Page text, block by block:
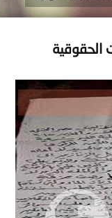
الحقوقية